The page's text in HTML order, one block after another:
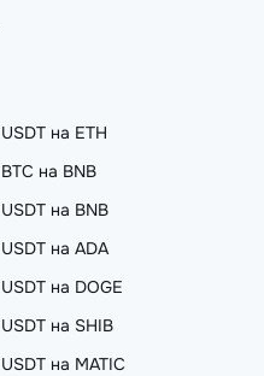
USDT на ETH
BTC на BNB
USDT на BNB
USDT на ADA
USDT на DOGE
USDT на SHIB
USDT на MATIC